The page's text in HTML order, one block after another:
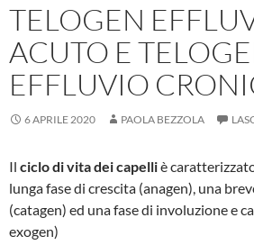
TELOGEN
ACUTO E
EFFLUVIO
6 APRILE 2020 PAOLA BEZZOLA
Il ciclo di vita dei capelliè
lunga fase di crescita (anagen), una
(catagen) ed una fase di involuzione e
exogen)